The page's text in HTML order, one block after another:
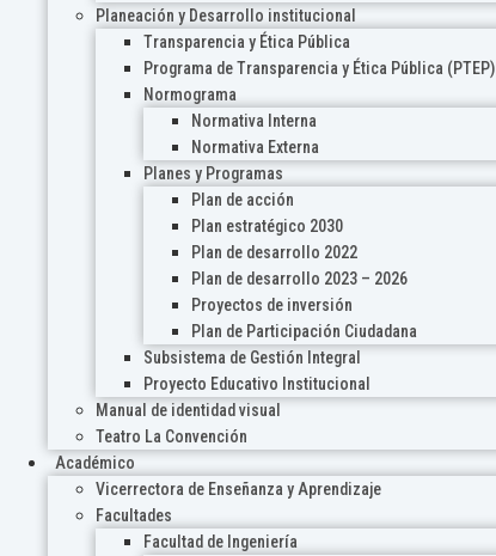
Planeación y Desarrollo institucional
Transparencia y Ética Pública
Programa de Transparencia y Ética Pública (PTEP)
Normograma
Normativa Interna
Normativa Externa
Planes y Programas
Plan de acción
Plan estratégico 2030
Plan de desarrollo 2022
Plan de desarrollo 2023 – 2026
Proyectos de inversión
Plan de Participación Ciudadana
Subsistema de Gestión Integral
Proyecto Educativo Institucional
Manual de identidad visual
Teatro La Convención
Académico
Vicerrectora de Enseñanza y Aprendizaje
Facultades
Facultad de Ingeniería